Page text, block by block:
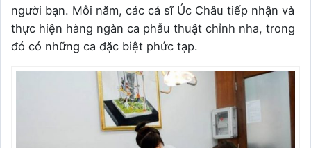
người bạn. Mỗi năm, các cá sĩ Úc Châu tiếp nhận và
thực hiện hàng ngàn ca phẫu thuật chỉnh nha, trong
đó có những ca đặc biệt phức tạp.